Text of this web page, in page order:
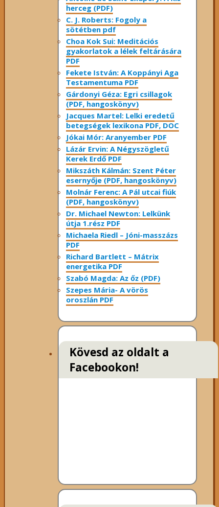
herceg (PDF)
C. J. Roberts: Fogoly a
sötétben pdf
Choa Kok Sui: Meditációs
gyakorlatok a lélek feltárására
PDF
Fekete István: A Koppányi Aga
Testamentuma PDF
Gárdonyi Géza: Egri csillagok
(PDF, hangoskönyv)
Jacques Martel: Lelki eredetű
betegségek lexikona PDF, DOC
Jókai Mór: Aranyember PDF
Lázár Ervin: A Négyszögletű
Kerek Erdő PDF
Mikszáth Kálmán: Szent Péter
esernyője (PDF, hangoskönyv)
Molnár Ferenc: A Pál utcai fiúk
(PDF, hangoskönyv)
Dr. Michael Newton: Lelkünk
útja 1.rész PDF
Michaela Riedl – Jóni-masszázs
PDF
Richard Bartlett – Mátrix
energetika PDF
Szabó Magda: Az őz (PDF)
Szepes Mária- A vörös
oroszlán PDF
Kövesd az oldalt a
Facebookon!